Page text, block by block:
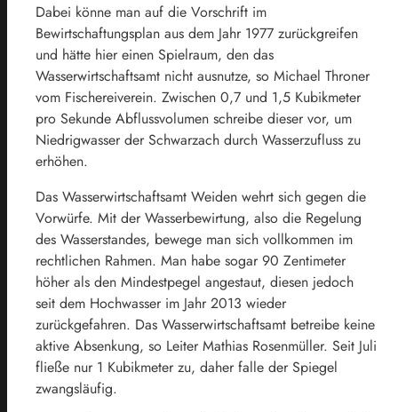
Dabei könne man auf die Vorschrift im
Bewirtschaftungsplan aus dem Jahr 1977 zurückgreifen
und hätte hier einen Spielraum, den das
Wasserwirtschaftsamt nicht ausnutze, so Michael Throner
vom Fischereiverein. Zwischen 0,7 und 1,5 Kubikmeter
pro Sekunde Abflussvolumen schreibe dieser vor, um
Niedrigwasser der Schwarzach durch Wasserzufluss zu
erhöhen.
Das Wasserwirtschaftsamt Weiden wehrt sich gegen die
Vorwürfe. Mit der Wasserbewirtung, also die Regelung
des Wasserstandes, bewege man sich vollkommen im
rechtlichen Rahmen. Man habe sogar 90 Zentimeter
höher als den Mindestpegel angestaut, diesen jedoch
seit dem Hochwasser im Jahr 2013 wieder
zurückgefahren. Das Wasserwirtschaftsamt betreibe keine
aktive Absenkung, so Leiter Mathias Rosenmüller. Seit Juli
fließe nur 1 Kubikmeter zu, daher falle der Spiegel
zwangsläufig.